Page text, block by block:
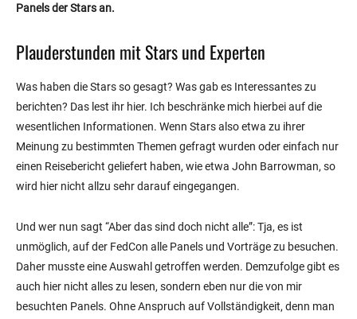
Panels der Stars an.
Plauderstunden mit Stars und Experten
Was haben die Stars so gesagt? Was gab es Interessantes zu
berichten? Das lest ihr hier. Ich beschränke mich hierbei auf die
wesentlichen Informationen. Wenn Stars also etwa zu ihrer
Meinung zu bestimmten Themen gefragt wurden oder einfach nur
einen Reisebericht geliefert haben, wie etwa John Barrowman, so
wird hier nicht allzu sehr darauf eingegangen.
Und wer nun sagt “Aber das sind doch nicht alle”: Tja, es ist
unmöglich, auf der FedCon alle Panels und Vorträge zu besuchen.
Daher musste eine Auswahl getroffen werden. Demzufolge gibt es
auch hier nicht alles zu lesen, sondern eben nur die von mir
besuchten Panels. Ohne Anspruch auf Vollständigkeit, denn man